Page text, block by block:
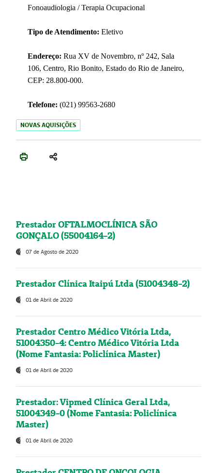
Fonoaudiologia / Terapia Ocupacional
Tipo de Atendimento: Eletivo
Endereço: Rua XV de Novembro, nº 242, Sala
106, Centro, Rio Bonito, Estado do Rio de Janeiro,
CEP: 28.800-000.
Telefone: (021) 99563-2680
NOVAS AQUISIÇÕES
Prestador OFTALMOCLÍNICA SÃO
GONÇALO (55004164-2)
07 de Agosto de 2020
Prestador Clínica Itaipú Ltda (51004348-2)
01 de Abril de 2020
Prestador Centro Médico Vitória Ltda,
51004350-4: Centro Médico Vitória Ltda
(Nome Fantasia: Policlínica Master)
01 de Abril de 2020
Prestador: Vipmed Clínica Geral Ltda,
51004349-0 (Nome Fantasia: Policlínica
Master)
01 de Abril de 2020